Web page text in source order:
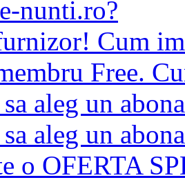
nunti.ro?
Cum
Free.
aleg un
aleg un
o OFERTA